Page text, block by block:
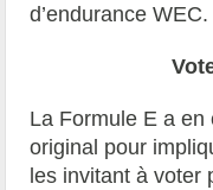
d’endurance WEC.
La Formule E a
original pour
les invitant à voter